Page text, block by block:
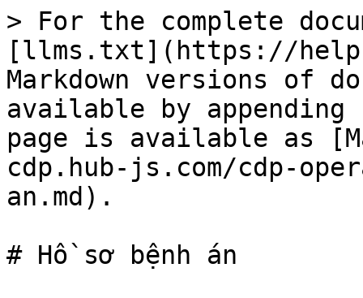
> For the complete
[llms.txt](https://
Markdown versions of
available by
page is available as
cdp.hub-js.com/cdp-
an.md).
# Hồ sơ bệnh án